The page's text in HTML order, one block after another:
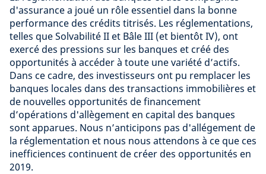
d'assurance a joué un rôle essentiel dans la bonne
performance des crédits titrisés. Les réglementations,
telles que Solvabilité II et Bâle III (et bientôt IV), ont
exercé des pressions sur les banques et créé des
opportunités à accéder à toute une variété d’actifs.
Dans ce cadre, des investisseurs ont pu remplacer les
banques locales dans des transactions immobilières et
de nouvelles opportunités de financement
d’opérations d'allègement en capital des banques
sont apparues. Nous n’anticipons pas d'allégement de
la réglementation et nous nous attendons à ce que ces
inefficiences continuent de créer des opportunités en
2019.